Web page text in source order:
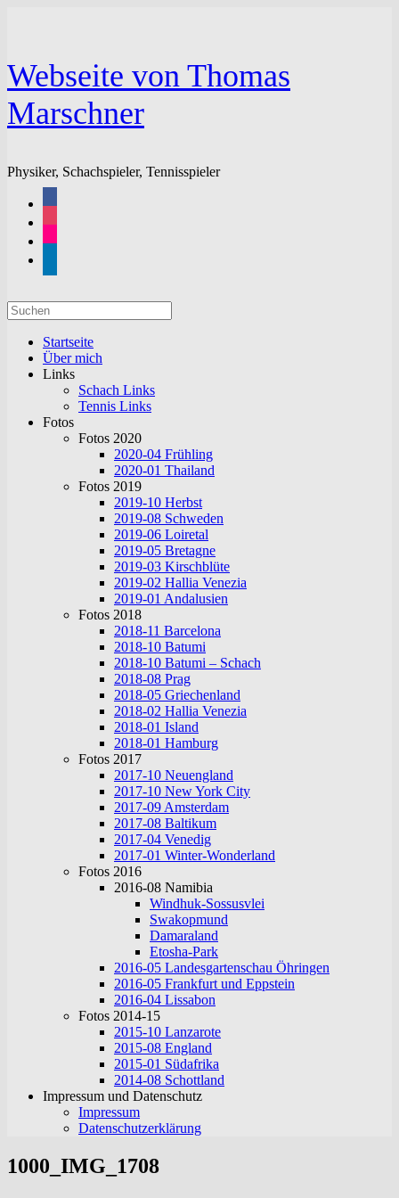
Webseite von Thomas
Marschner
Physiker, Schachspieler, Tennisspieler
Suchen
nach:
Startseite
Über mich
Links
Schach Links
Tennis Links
Fotos
Fotos 2020
2020-04 Frühling
2020-01 Thailand
Fotos 2019
2019-10 Herbst
2019-08 Schweden
2019-06 Loiretal
2019-05 Bretagne
2019-03 Kirschblüte
2019-02 Hallia Venezia
2019-01 Andalusien
Fotos 2018
2018-11 Barcelona
2018-10 Batumi
2018-10 Batumi – Schach
2018-08 Prag
2018-05 Griechenland
2018-02 Hallia Venezia
2018-01 Island
2018-01 Hamburg
Fotos 2017
2017-10 Neuengland
2017-10 New York City
2017-09 Amsterdam
2017-08 Baltikum
2017-04 Venedig
2017-01 Winter-Wonderland
Fotos 2016
2016-08 Namibia
Windhuk-Sossusvlei
Swakopmund
Damaraland
Etosha-Park
2016-05 Landesgartenschau Öhringen
2016-05 Frankfurt und Eppstein
2016-04 Lissabon
Fotos 2014-15
2015-10 Lanzarote
2015-08 England
2015-01 Südafrika
2014-08 Schottland
Impressum und Datenschutz
Impressum
Datenschutzerklärung
1000_IMG_1708